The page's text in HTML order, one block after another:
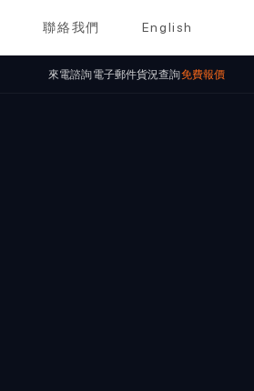
聯絡我們 English
來電諮詢電子郵件貨況查詢免費報價